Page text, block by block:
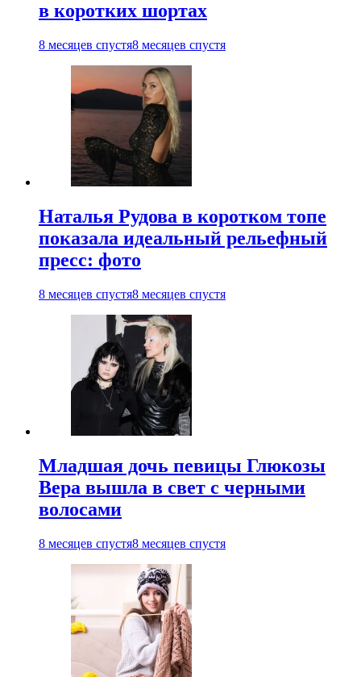
в коротких шортах
8 месяцев спустя8 месяцев спустя
Наталья Рудова в коротком топе
показала идеальный рельефный
пресс: фото
8 месяцев спустя8 месяцев спустя
Младшая дочь певицы Глюкозы
Вера вышла в свет с черными
волосами
8 месяцев спустя8 месяцев спустя